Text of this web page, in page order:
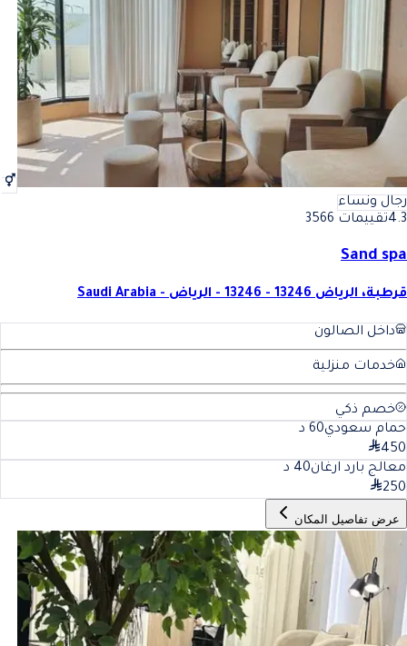
رجال ونساء
4.3تقييمات 3566
Sand spa
قرطبة، الرياض 13246 - 13246 - الرياض - Saudi Arabia
داخل الصالون
خدمات منزلية
خصم ذكي
حمام سعودي60 د
450
معالج بارد ارغان40 د
250
عرض تفاصيل المكان